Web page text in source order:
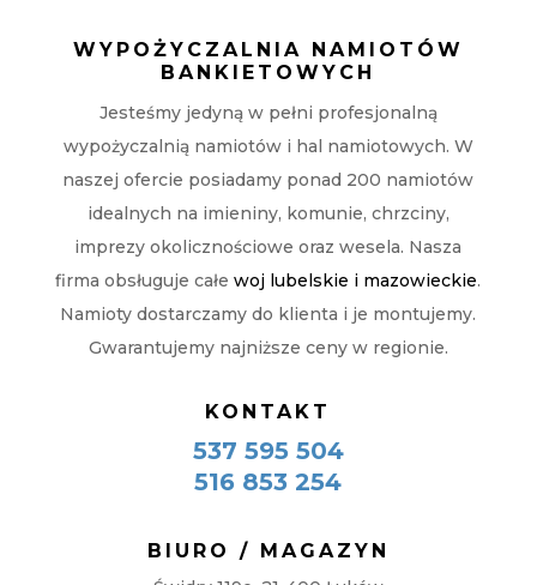
WYPOŻYCZALNIA NAMIOTÓW
BANKIETOWYCH
Jesteśmy jedyną w pełni profesjonalną
wypożyczalnią namiotów i hal namiotowych. W
naszej ofercie posiadamy ponad 200 namiotów
idealnych na imieniny, komunie, chrzciny,
imprezy okolicznościowe oraz wesela. Nasza
firma obsługuje całewoj lubelskie i mazowieckie.
Namioty dostarczamy do klienta i je montujemy.
Gwarantujemy najniższe ceny w regionie.
KONTAKT
537 595 504
516 853 254
BIURO / MAGAZYN